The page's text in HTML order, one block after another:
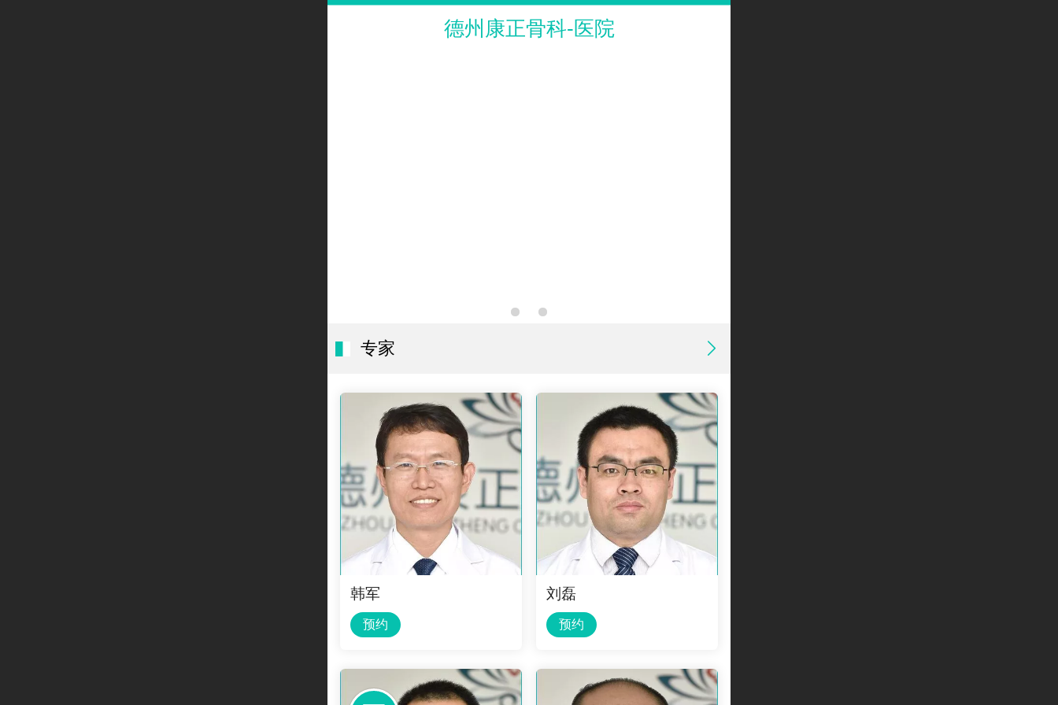
德州康正骨科-医院
专家
韩军
预约
刘磊
预约